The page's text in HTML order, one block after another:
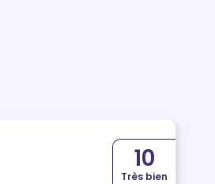
10
Très bien